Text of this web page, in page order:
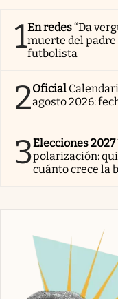
1En redes“Da
muerte del padre
futbolista
2Oficial
agosto 2026:
3Elecciones 2027
polarización:
cuánto crece la